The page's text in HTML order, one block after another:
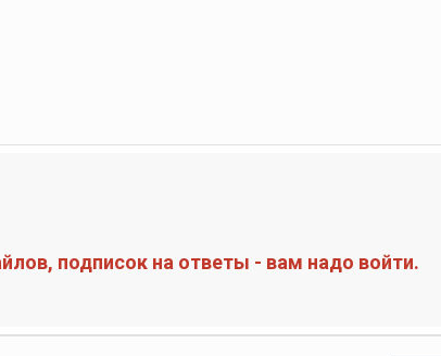
подписок на ответы - вам надо войти.